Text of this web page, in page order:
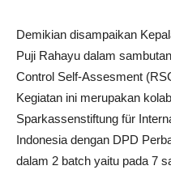
Demikian disampaikan
Puji Rahayu dalam
Control Self-Assesment
Kegiatan ini merupakan
Sparkassenstiftung für
Indonesia dengan DPD
dalam 2 batch yaitu pada 7